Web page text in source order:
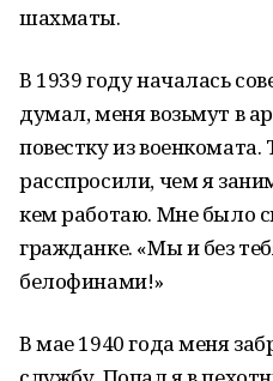
шахматы.
В 1939 году началась
думал, меня возьмут в
повестку из
расспросили, чем я
кем работаю. Мне было
гражданке. «Мы и без
белофинами!»
В мае 1940 года меня